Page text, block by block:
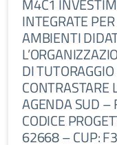
M4C1
INTEGRATE
AMBIENTI
DI
CONTRASTARE
AGENDA SUD
CODICE
62668 – CUP: